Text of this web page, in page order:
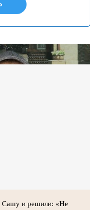
Сашу и решили: «Не